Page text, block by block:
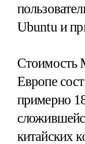
Ubuntu и
Стоимость
Европе
примерно
китайских